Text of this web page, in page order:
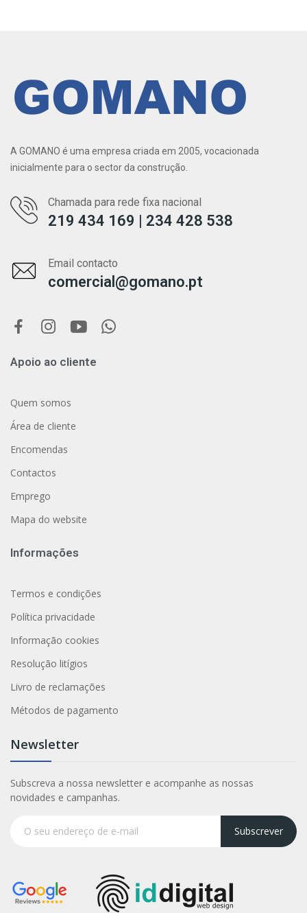
A GOMANO é uma empresa criada em 2005, vocacionada
inicialmente para o sector da construção.
Chamada para rede fixa nacional
219 434 169 | 234 428 538
Email contacto
comercial@gomano.pt
Apoio ao cliente
Quem somos
Área de cliente
Encomendas
Contactos
Emprego
Mapa do website
Informações
Termos e condições
Política privacidade
Informação cookies
Resolução litígios
Livro de reclamações
Métodos de pagamento
Newsletter
Subscreva a nossa newsletter e acompanhe as nossas
novidades e campanhas.
Subscrever